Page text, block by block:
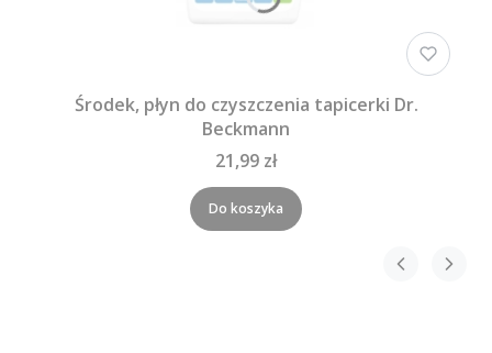
Środek, płyn do czyszczenia tapicerki Dr.
Beckmann
21,99 zł
Do koszyka